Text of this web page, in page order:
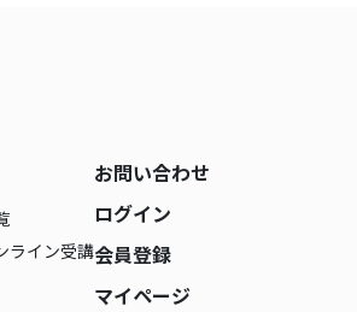
ライン受講
お問い合わせ
ログイン
会員登録
マイページ